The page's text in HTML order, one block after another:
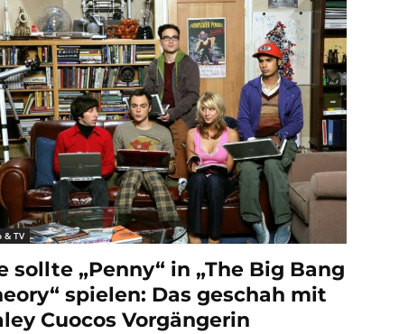
& TV
sollte „Penny“ in „The Big Bang
spielen: Das geschah mit
Cuocos Vorgängerin